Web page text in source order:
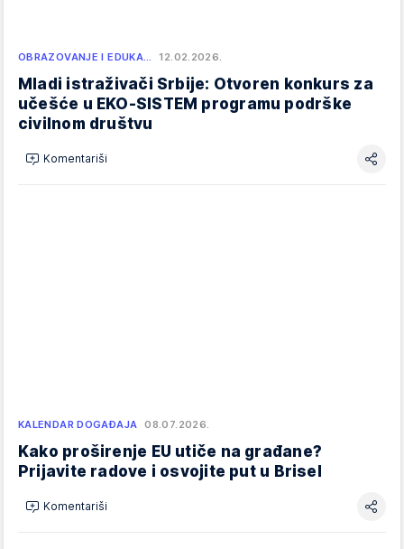
OBRAZOVANJE I EDUKA… 12.02.2026.
Mladi istraživači Srbije: Otvoren konkurs za
učešće u EKO-SISTEM programu podrške
civilnom društvu
Komentariši
KALENDAR DOGAĐAJA 08.07.2026.
Kako proširenje EU utiče na građane?
Prijavite radove i osvojite put u Brisel
Komentariši